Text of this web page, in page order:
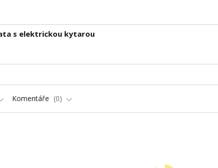
s elektrickou kytarou
Komentáře 0